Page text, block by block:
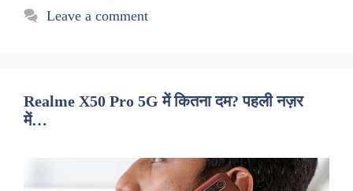
Leave a comment
Realme X50 Pro 5G में कितना दम? पहली नज़र
में…